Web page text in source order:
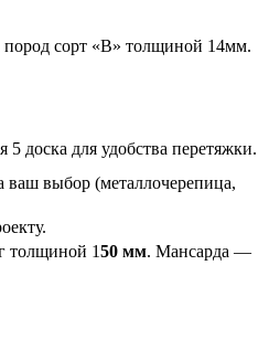
пород сорт «В» толщиной 14мм.
доска для удобства перетяжки.
выбор (металлочерепица,
толщиной 150 мм. Мансарда —